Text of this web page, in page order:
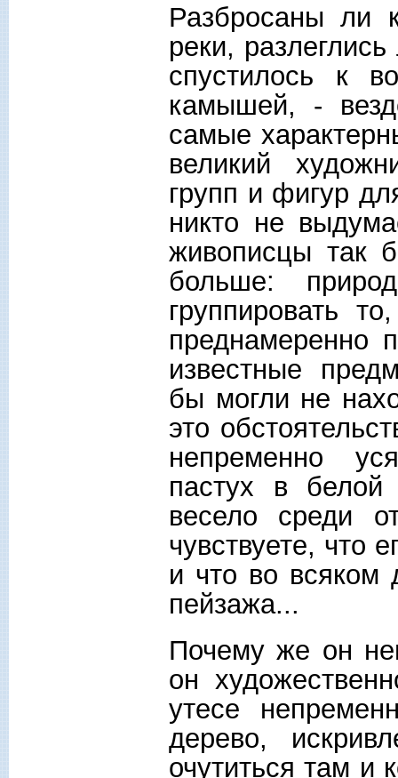
Разбросаны ли
реки,
спустилось к
камышей, -
самые
великий
групп и фигур
никто не
живописцы так
больше:
группировать
преднамеренно
известные
бы могли не
это
непременно
пастух в
весело среди
чувствуете, что
и что во всяком
пейзажа...
Почему же он
он
утесе
дерево,
очутиться там и